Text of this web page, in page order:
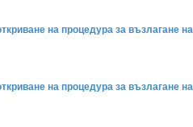
на процедура за
на процедура за възлагане